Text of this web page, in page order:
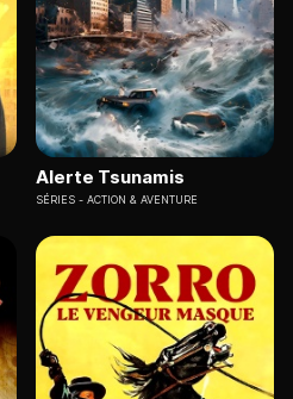
Alerte Tsunamis
SÉRIES ACTION & AVENTURE